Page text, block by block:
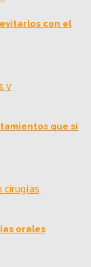
con el
que sí
orales